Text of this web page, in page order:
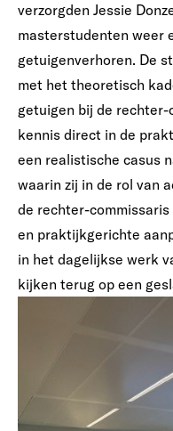
verzorgden Jessie
masterstudenten weer
getuigenverhoren. De
met het theoretisch
getuigen bij de rechter-
kennis direct in de
een realistische casus
waarin zij in de rol van
de rechter-
en praktijkgerichte
in het dagelijkse werk
kijken terug op een